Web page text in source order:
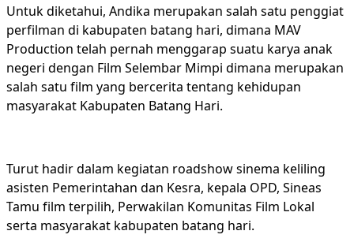
Untuk diketahui, Andika merupakan salah satu penggiat
perfilman di kabupaten batang hari, dimana MAV
Production telah pernah menggarap suatu karya anak
negeri dengan Film Selembar Mimpi dimana merupakan
salah satu film yang bercerita tentang kehidupan
masyarakat Kabupaten Batang Hari.
Turut hadir dalam kegiatan roadshow sinema keliling
asisten Pemerintahan dan Kesra, kepala OPD, Sineas
Tamu film terpilih, Perwakilan Komunitas Film Lokal
serta masyarakat kabupaten batang hari.